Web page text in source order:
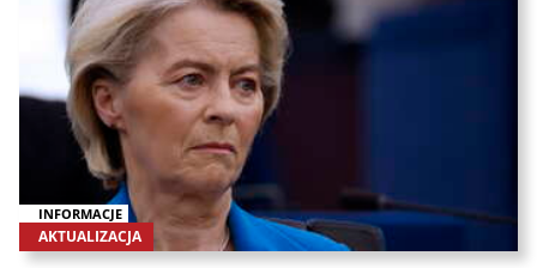
INFORMACJE
AKTUALIZACJA